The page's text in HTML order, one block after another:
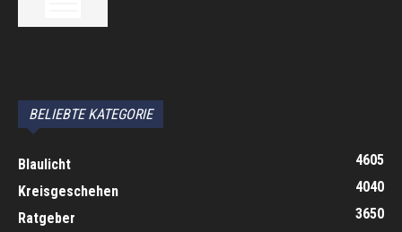
BELIEBTE KATEGORIE
Blaulicht
4605
Kreisgeschehen
4040
Ratgeber
3650